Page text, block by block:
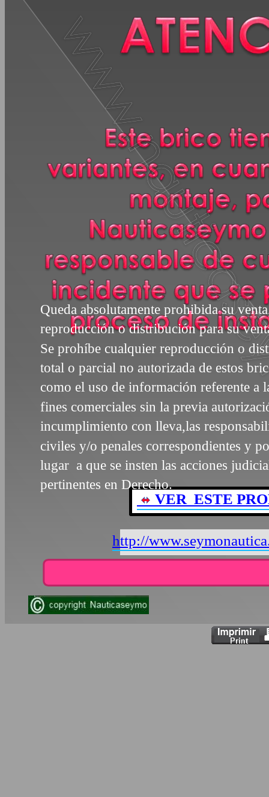
http://
Queda absolutamente prohibida su
reproducción o distribución para su
Se prohíbe cualquier reproducción o
total o parcial no autorizada de estos
como el uso de información referente a
fines comerciales sin la previa
incumplimiento con lleva,las
civiles y/o penales correspondientes y
lugar a que se insten las acciones
pertinentes en Derecho.
VER ESTE